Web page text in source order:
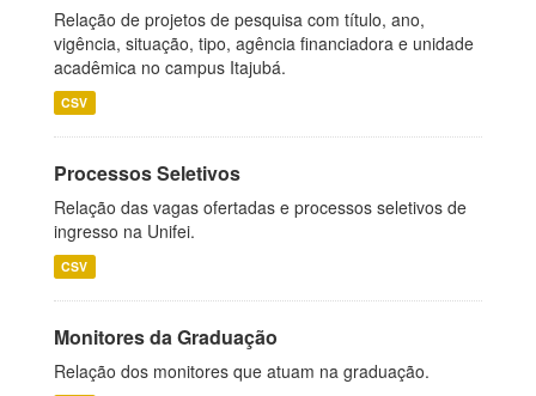
Relação de projetos de pesquisa com título, ano,
vigência, situação, tipo, agência financiadora e unidade
acadêmica no campus Itajubá.
CSV
Processos Seletivos
Relação das vagas ofertadas e processos seletivos de
ingresso na Unifei.
CSV
Monitores da Graduação
Relação dos monitores que atuam na graduação.